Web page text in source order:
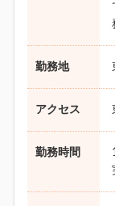
勤務地
アクセス
勤務時間